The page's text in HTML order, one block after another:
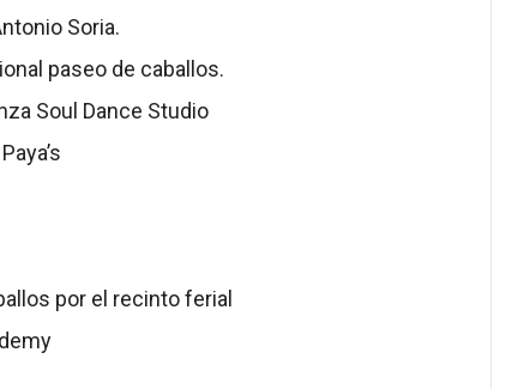
Soria.
paseo de caballos.
Soul Dance Studio
por el recinto ferial